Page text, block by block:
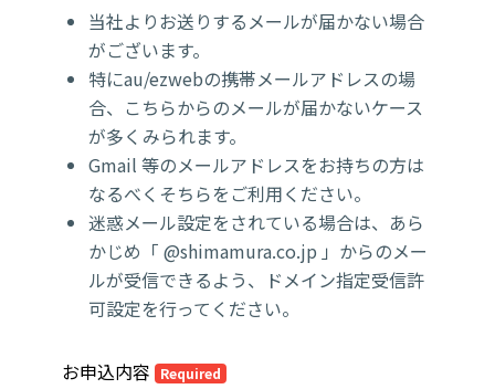
当社よりお送りするメールが届かない場合
がございます。
特にau/ezwebの携帯メールアドレスの場
合、こちらからのメールが届かないケース
が多くみられます。
Gmail 等のメールアドレスをお持ちの方は
なるべくそちらをご利用ください。
迷惑メール設定をされている場合は、あら
かじめ「 @shimamura.co.jp 」からのメー
ルが受信できるよう、ドメイン指定受信許
可設定を行ってください。
お申込内容 Required